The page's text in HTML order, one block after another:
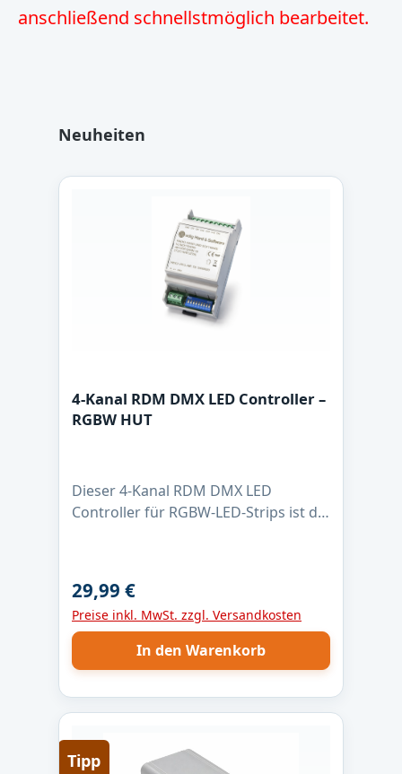
anschließend schnellstmöglich bearbeitet.
Produktgalerie überspringen
Neuheiten
4-Kanal RDM DMX LED Controller –
RGBW HUT
Dieser 4-Kanal RDM DMX LED
Controller für RGBW-LED-Strips ist die
PWM-Dimmung und 1 kHz PWM-
Frequenz ermöglicht er eine absolut
flimmerfreie Steuerung – auch bei
langsamen Farbverläufen. Der
für saubere Masse-Schaltung. Dank
Regulärer Preis:
29,99 €
Preise inkl. MwSt. zzgl. Versandkosten
In den Warenkorb
Tipp